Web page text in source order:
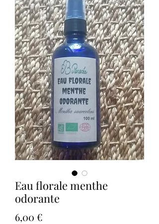
Eau florale menthe
odorante
6,00 €